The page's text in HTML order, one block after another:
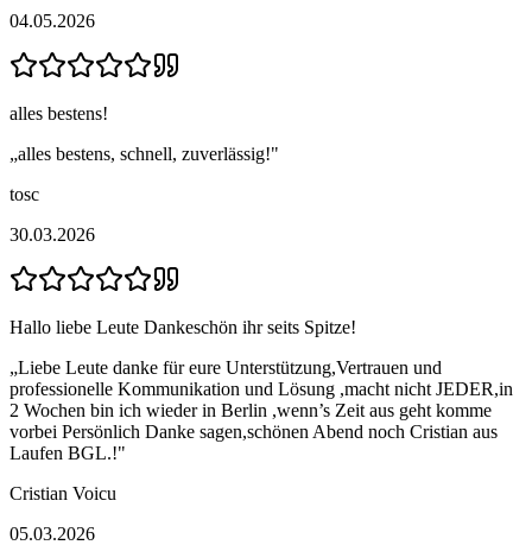
04.05.2026
alles bestens!
„alles bestens, schnell, zuverlässig!"
tosc
30.03.2026
Hallo liebe Leute Dankeschön ihr seits Spitze!
„Liebe Leute danke für eure Unterstützung,Vertrauen und
professionelle Kommunikation und Lösung ,macht nicht JEDER,in
2 Wochen bin ich wieder in Berlin ,wenn’s Zeit aus geht komme
vorbei Persönlich Danke sagen,schönen Abend noch Cristian aus
Laufen BGL.!"
Cristian Voicu
05.03.2026